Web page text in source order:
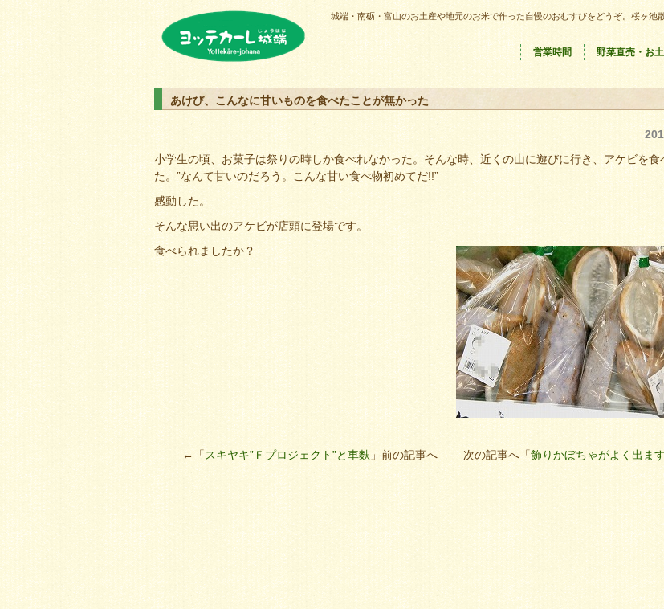
城端・南砺・富山のお土産や地元のお米で作った自慢のおむすびをどうぞ。桜ヶ
営業時間 野菜直売・お
あけび、こんなに甘いものを食べたことが無かった
小学生の頃、お菓子は祭りの時しか食べれなかった。そんな時、近くの山に遊びに行き、アケビを食
た。”なんて甘いのだろう。こんな甘い食べ物初めてだ!!”
感動した。
そんな思い出のアケビが店頭に登場です。
食べられましたか？
←「スキヤキ”Ｆプロジェクト”と車麩」前の記事へ 次の記事へ「飾りかぼちゃがよく出ます